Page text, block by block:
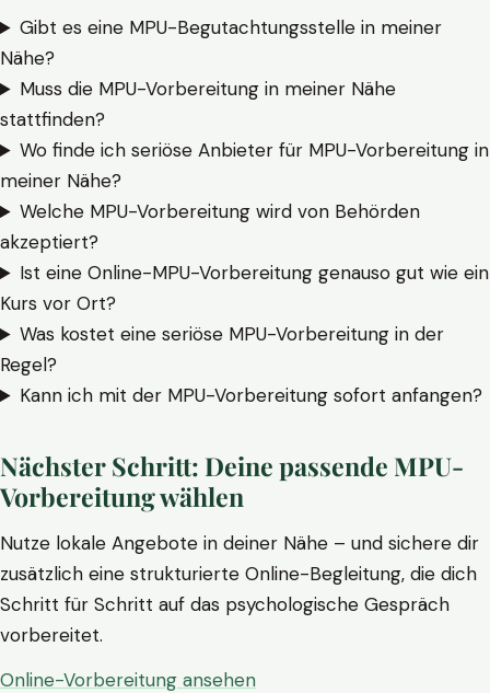
Gibt es eine MPU-Begutachtungsstelle in meiner
Nähe?
Muss die MPU-Vorbereitung in meiner Nähe
stattfinden?
Wo finde ich seriöse Anbieter für MPU-Vorbereitung in
meiner Nähe?
Welche MPU-Vorbereitung wird von Behörden
akzeptiert?
Ist eine Online-MPU-Vorbereitung genauso gut wie ein
Kurs vor Ort?
Was kostet eine seriöse MPU-Vorbereitung in der
Regel?
Kann ich mit der MPU-Vorbereitung sofort anfangen?
Nächster Schritt: Deine passende MPU-
Vorbereitung wählen
Nutze lokale Angebote in deiner Nähe – und sichere dir
zusätzlich eine strukturierte Online-Begleitung, die dich
Schritt für Schritt auf das psychologische Gespräch
vorbereitet.
Online-Vorbereitung ansehen